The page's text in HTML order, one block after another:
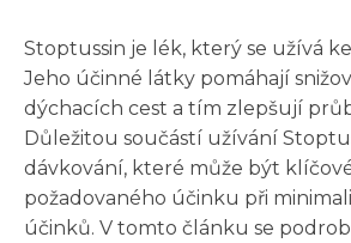
Stoptussin je lék, který se užívá
Jeho účinné látky pomáhají
dýchacích cest a tím zlepšují
Důležitou součástí užívání
dávkování, které může být
požadovaného účinku při
účinků. V tomto článku se